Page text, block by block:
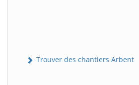
Trouver des chantiers Arbent